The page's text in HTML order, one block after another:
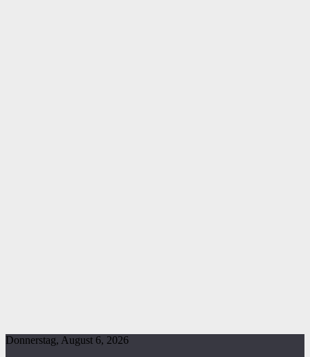
Donnerstag, August 6, 2026